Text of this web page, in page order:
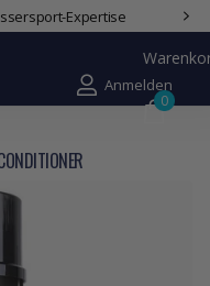
Expertise
Anmelden
0